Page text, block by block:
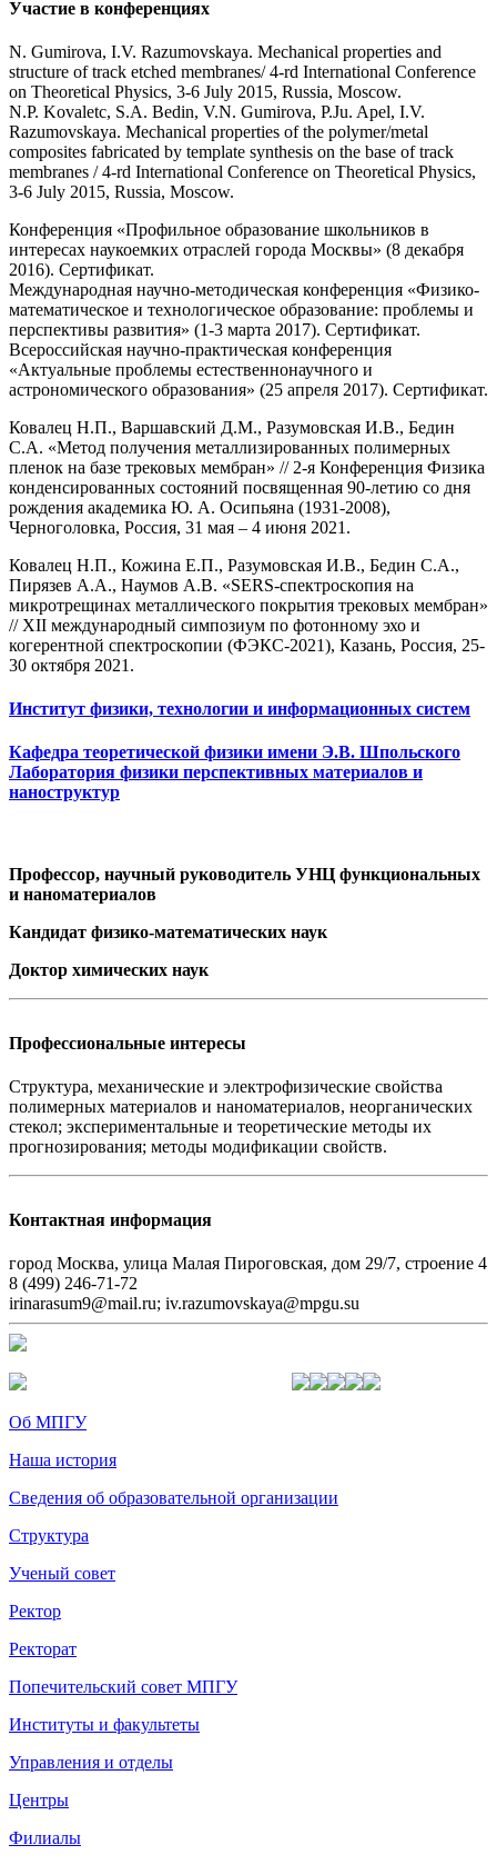
Участие в конференциях
N. Gumirova, I.V. Razumovskaya. Mechanical properties and
structure of track etched membranes/ 4-rd International Conference
on Theoretical Physics, 3-6 July 2015, Russia, Moscow.
N.P. Kovaletc, S.A. Bedin, V.N. Gumirova, P.Ju. Apel, I.V.
Razumovskaya. Mechanical properties of the polymer/metal
composites fabricated by template synthesis on the base of track
membranes / 4-rd International Conference on Theoretical Physics,
3-6 July 2015, Russia, Moscow.
Конференция «Профильное образование школьников в
интересах наукоемких отраслей города Москвы» (8 декабря
2016). Сертификат.
Международная научно-методическая конференция «Физико-
математическое и технологическое образование: проблемы и
перспективы развития» (1-3 марта 2017). Сертификат.
Всероссийская научно-практическая конференция
«Актуальные проблемы естественнонаучного и
астрономического образования» (25 апреля 2017). Сертификат.
Ковалец Н.П., Варшавский Д.М., Разумовская И.В., Бедин
С.А. «Метод получения металлизированных полимерных
пленок на базе трековых мембран» // 2-я Конференция Физика
конденсированных состояний посвященная 90-летию со дня
рождения академика Ю. А. Осипьяна (1931-2008),
Черноголовка, Россия, 31 мая – 4 июня 2021.
Ковалец Н.П., Кожина Е.П., Разумовская И.В., Бедин С.А.,
Пирязев A.A., Наумов A.В. «SERS-спектроскопия на
микротрещинах металлического покрытия трековых мембран»
// XII международный симпозиум по фотонному эхо и
когерентной спектроскопии (ФЭКС-2021), Казань, Россия, 25-
30 октября 2021.
Институт физики, технологии и информационных систем
Кафедра теоретической физики имени Э.В. Шпольского
Лаборатория физики перспективных материалов и
наноструктур
Профессор, научный руководитель УНЦ функциональных
и наноматериалов
Кандидат физико-математических наук
Доктор химических наук
Профессиональные интересы
Структура, механические и электрофизические свойства
полимерных материалов и наноматериалов, неорганических
стекол; экспериментальные и теоретические методы их
прогнозирования; методы модификации свойств.
Контактная информация
город Москва, улица Малая Пироговская, дом 29/7, строение 4
8 (499) 246-71-72
irinarasum9@mail.ru; iv.razumovskaya@mpgu.su
Об МПГУ
Наша история
Сведения об образовательной организации
Структура
Ученый совет
Ректор
Ректорат
Попечительский совет МПГУ
Институты и факультеты
Управления и отделы
Центры
Филиалы